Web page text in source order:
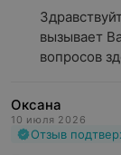
вызывает
вопросов
Оксана
10 июля 2026
Отзыв